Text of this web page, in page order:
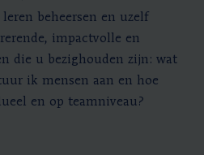
beheersen en uzelf
impactvolle en
die u bezighouden zijn: wat
ik mensen aan en hoe
en op teamniveau?